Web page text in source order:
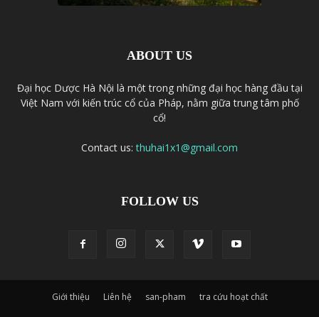
ABOUT US
Đại học Dược Hà Nội là một trong những đại học hàng đầu tại
Việt Nam với kiến trúc cổ của Pháp, nằm giữa trung tâm phố
cổ!
Contact us:thuhai1x1@gmail.com
FOLLOW US
Giới thiệu Liên hệ san-pham tra cứu hoạt chất